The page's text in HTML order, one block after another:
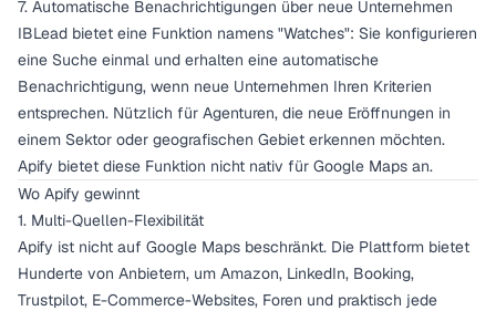
7. Automatische Benachrichtigungen über neue Unternehmen
IBLead bietet eine Funktion namens "Watches": Sie konfigurieren
eine Suche einmal und erhalten eine automatische
Benachrichtigung, wenn neue Unternehmen Ihren Kriterien
entsprechen. Nützlich für Agenturen, die neue Eröffnungen in
einem Sektor oder geografischen Gebiet erkennen möchten.
Apify bietet diese Funktion nicht nativ für Google Maps an.
Wo Apify gewinnt
1. Multi-Quellen-Flexibilität
Apify ist nicht auf Google Maps beschränkt. Die Plattform bietet
Hunderte von Anbietern, um Amazon, LinkedIn, Booking,
Trustpilot, E-Commerce-Websites, Foren und praktisch jede